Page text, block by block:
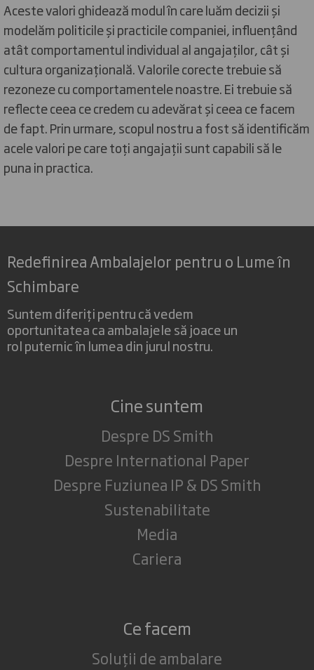
Aceste valori ghidează modul în care luăm decizii și
modelăm politicile și practicile companiei, influențând
atât comportamentul individual al angajaților, cât și
cultura organizațională. Valorile corecte trebuie să
rezoneze cu comportamentele noastre. Ei trebuie să
reflecte ceea ce credem cu adevărat și ceea ce facem
de fapt. Prin urmare, scopul nostru a fost să identificăm
acele valori pe care toți angajații sunt capabili să le
puna in practica.
Redefinirea Ambalajelor pentru o Lume în
Schimbare
Suntem diferiți pentru că vedem
oportunitatea ca ambalajele să joace un
rol puternic în lumea din jurul nostru.
Cine suntem
Despre DS Smith
Despre International Paper
Despre Fuziunea IP & DS Smith
Sustenabilitate
Media
Cariera
Ce facem
Soluții de ambalare